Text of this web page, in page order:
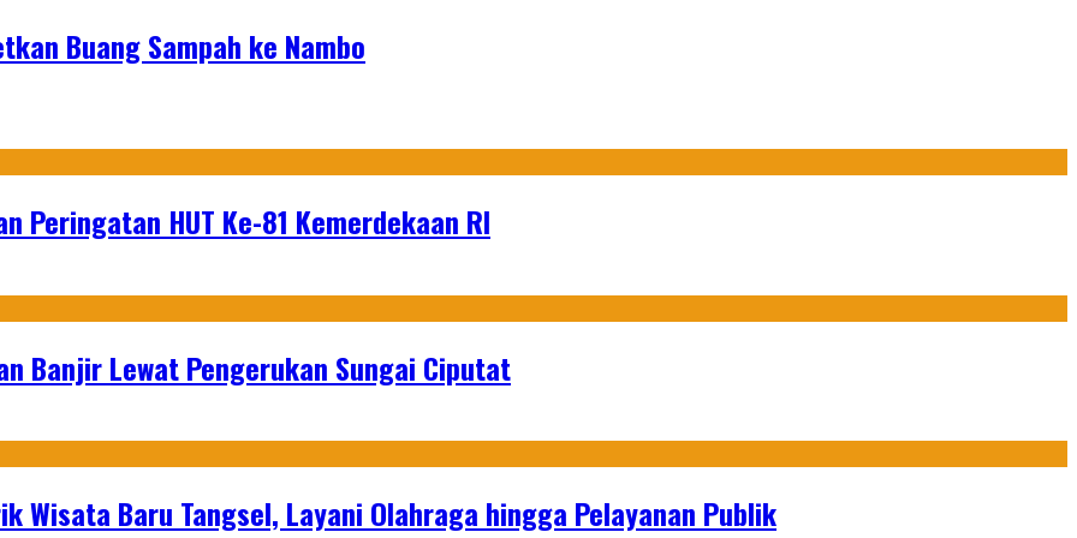
Buang Sampah ke Nambo
Peringatan HUT Ke-81 Kemerdekaan RI
Banjir Lewat Pengerukan Sungai Ciputat
Wisata Baru Tangsel, Layani Olahraga hingga Pelayanan Publik